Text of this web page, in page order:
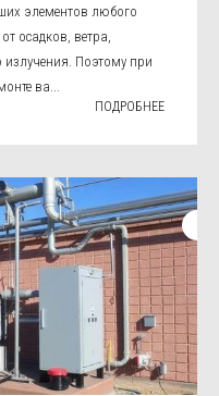
элементов любого
осадков, ветра,
излучения. Поэтому при
ва...
ПОДРОБНЕЕ